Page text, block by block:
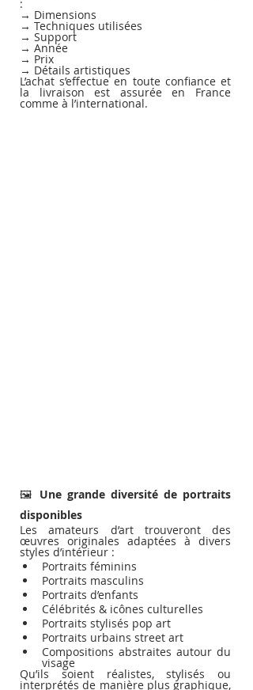
:
→ Dimensions
→ Techniques utilisées
→ Support
→ Année
→ Prix
→ Détails artistiques
L’achat s’effectue en toute confiance et
la livraison est assurée en France
comme à l’international.
🖼️ Une grande diversité de portraits
disponibles
Les amateurs d’art trouveront des
œuvres originales adaptées à divers
styles d’intérieur :
Portraits féminins
Portraits masculins
Portraits d’enfants
Célébrités & icônes culturelles
Portraits stylisés pop art
Portraits urbains street art
Compositions abstraites autour du
visage
Qu’ils soient réalistes, stylisés ou
interprétés de manière plus graphique,